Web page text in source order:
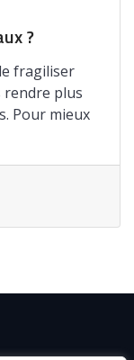
?
fragiliser
rendre plus
Pour mieux